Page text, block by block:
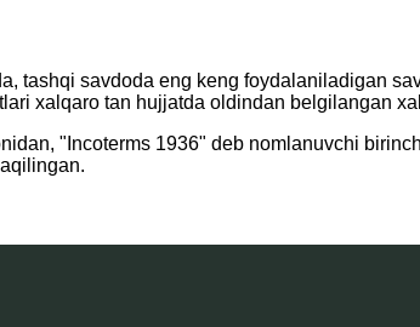
tashqi savdoda eng keng foydalaniladigan
xalqaro tan hujjatda oldindan belgilangan
"Incoterms 1936" deb nomlanuvchi